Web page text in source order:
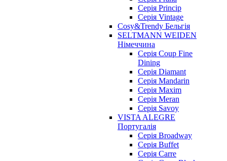
Серія Princip
Серія Vintage
Cosy&Trendy Бельгія
SELTMANN WEIDEN
Німеччина
Cерія Coup Fine
Dining
Cерія Diamant
Cерія Mandarin
Cерія Maxim
Серія Meran
Серія Savoy
VISTA ALEGRE
Португалія
Серія Broadway
Серія Buffet
Серія Carre